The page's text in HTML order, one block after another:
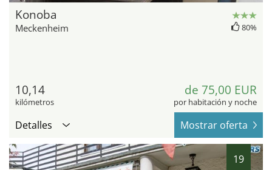
Konoba
Meckenheim 80%
10,14
kilómetros
de 75,00 EUR
por habitación y noche
Detalles Mostrar oferta
19